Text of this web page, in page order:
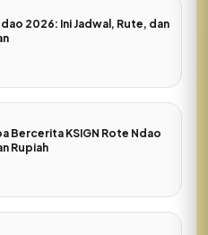
2026: Ini Jadwal, Rute, dan
Bercerita KSIGN Rote Ndao
Rupiah